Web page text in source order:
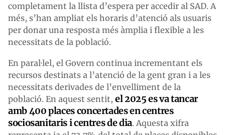
completament la llista d’espera per accedir al SAD. A
més, s’han ampliat els horaris d’atenció als usuaris
per donar una resposta més àmplia i flexible a les
necessitats de la població.
En paral·lel, el Govern continua incrementant els
recursos destinats a l’atenció de la gent gran i a les
necessitats derivades de l’envelliment de la
població. En aquest sentit, el 2025 es va tancar
amb 400 places concertades en centres
sociosanitaris i centres de dia. Aquesta xifra